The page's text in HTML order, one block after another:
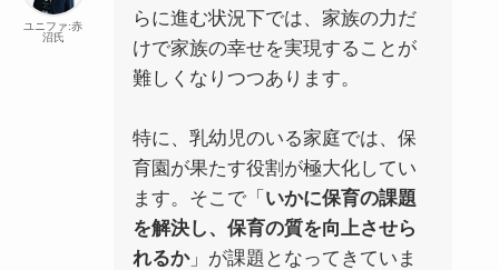
ユニファ:赤
沼氏
らに進む状況下では、家族の力だ
けで家族の幸せを実現することが
難しくなりつつあります。
特に、乳幼児のいる家庭では、保
育園が果たす役割が極大化してい
ます。そこで「 いかに保育の課題
を解決し、保育の質を向上させら
れるか」が課題となってきていま